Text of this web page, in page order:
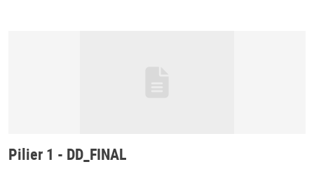
Pilier 1 - DD_FINAL